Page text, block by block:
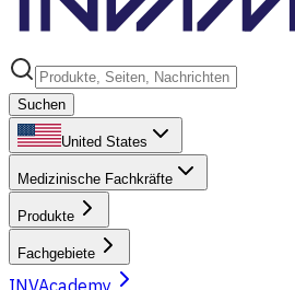
Suchen
United States
Medizinische Fachkräfte
Produkte
Fachgebiete
INVAcademy